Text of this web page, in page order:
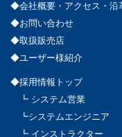
◆会社概要・アクセス・沿
◆お問い合わせ
◆取扱販売店
◆ユーザー様紹介
◆採用情報トップ
┗ システム営業
┗システムエンジニア
┗ インストラクター